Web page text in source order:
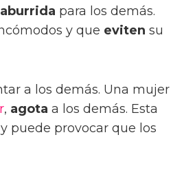
aburrida para los demás.
y que eviten su
a los demás. Una mujer
, agota a los demás. Esta
puede provocar que los